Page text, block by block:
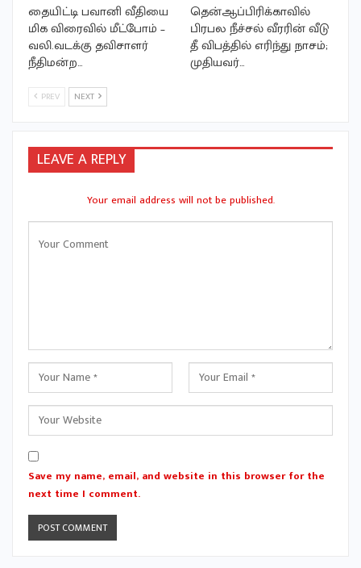
தையிட்டி பவானி வீதியை
மிக விரைவில் மீட்போம் –
வலி.வடக்கு தவிசாளர்
நீதிமன்ற…
தென்ஆப்பிரிக்காவில்
பிரபல நீச்சல் வீரரின் வீடு
தீ விபத்தில் எரிந்து நாசம்;
முதியவர்…
PREV NEXT
LEAVE A REPLY
Your email address will not be published.
Save my name, email, and website in this browser for the
next time I comment.